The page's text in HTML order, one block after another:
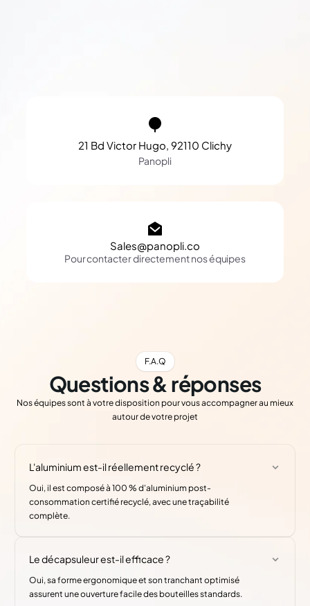
21 Bd Victor Hugo, 92110 Clichy
Panopli
Sales@panopli.co
Pour contacter directement nos équipes
F.A.Q
Questions & réponses
Nos équipes sont à votre disposition pour vous accompagner au mieux
autour de votre projet
L'aluminium est-il réellement recyclé ?
Oui, il est composé à 100 % d'aluminium post-
consommation certifié recyclé, avec une traçabilité
complète.
Le décapsuleur est-il efficace ?
Oui, sa forme ergonomique et son tranchant optimisé
assurent une ouverture facile des bouteilles standards.